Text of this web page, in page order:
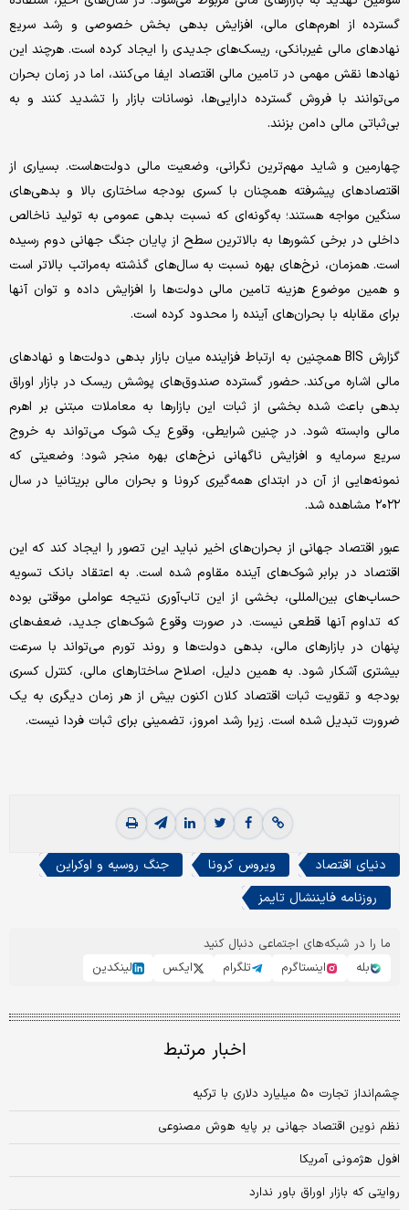
گسترده از اهرم‌های مالی، افزایش بدهی بخش خصوصی و رشد سریع
نهادهای مالی غیربانکی، ریسک‌های جدیدی را ایجاد کرده است. هرچند این
نهادها نقش مهمی در تامین مالی اقتصاد ایفا می‌کنند، اما در زمان بحران
می‌توانند با فروش گسترده دارایی‌ها، نوسانات بازار را تشدید کنند و به
بی‌ثباتی مالی دامن بزنند.
چهارمین و شاید مهم‌ترین نگرانی، وضعیت مالی دولت‌هاست. بسیاری از
اقتصادهای پیشرفته همچنان با کسری بودجه ساختاری بالا و بدهی‌های
سنگین مواجه هستند؛ به‌گونه‌ای که نسبت بدهی عمومی به تولید ناخالص
داخلی در برخی کشورها به بالاترین سطح از پایان جنگ جهانی دوم رسیده
است. همزمان، نرخ‌های بهره نسبت به سال‌های گذشته به‌مراتب بالاتر است
و همین موضوع هزینه تامین مالی دولت‌ها را افزایش داده و توان آنها
برای مقابله با بحران‌های آینده را محدود کرده است.
گزارش BIS همچنین به ارتباط فزاینده میان بازار بدهی دولت‌ها و نهادهای
مالی اشاره می‌کند. حضور گسترده صندوق‌های پوشش ریسک در بازار اوراق
بدهی باعث شده بخشی از ثبات این بازارها به معاملات مبتنی بر اهرم
مالی وابسته شود. در چنین شرایطی، وقوع یک شوک می‌تواند به خروج
سریع سرمایه و افزایش ناگهانی نرخ‌های بهره منجر شود؛ وضعیتی که
نمونه‌هایی از آن در ابتدای همه‌گیری کرونا و بحران مالی بریتانیا در سال
۲۰۲۲ مشاهده شد.
عبور اقتصاد جهانی از بحران‌های اخیر نباید این تصور را ایجاد کند که این
اقتصاد در برابر شوک‌های آینده مقاوم شده است. به اعتقاد بانک تسویه
حساب‌های بین‌المللی، بخشی از این تاب‌آوری نتیجه عواملی موقتی بوده
که تداوم آنها قطعی نیست. در صورت وقوع شوک‌های جدید، ضعف‌های
پنهان در بازارهای مالی، بدهی دولت‌ها و روند تورم می‌تواند با سرعت
بیشتری آشکار شود. به همین دلیل، اصلاح ساختارهای مالی، کنترل کسری
بودجه و تقویت ثبات اقتصاد کلان اکنون بیش از هر زمان دیگری به یک
ضرورت تبدیل شده است. زیرا رشد امروز، تضمینی برای ثبات فردا نیست.
دنیای اقتصاد ویروس کرونا
جنگ روسیه و اوکراین
روزنامه فایننشال تایمز
ما را در شبکه‌های اجتماعی دنبال کنید
بله
اینستاگرم تلگرام ایکس لینکدین
اخبار مرتبط
چشم‌انداز تجارت ۵۰ میلیارد دلاری با ترکیه
نظم نوین اقتصاد جهانی بر پایه هوش مصنوعی
افول هژمونی آمریکا
روایتی که بازار اوراق باور ندارد